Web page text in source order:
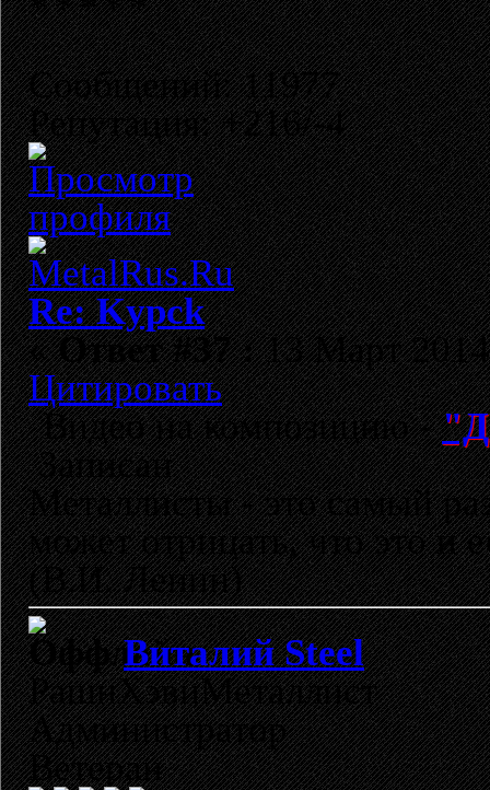
Сообщений: 11977
Репутация: +216/-4
Re: Kypck
«Ответ #37 :13 Март
Цитировать
Видео на композицию -
Записан
Металлисты - это самый
может отрицать, что это и
(В.И. Ленин)
Виталий Steel
РашнХэвиМеталлист
Администратор
Ветеран